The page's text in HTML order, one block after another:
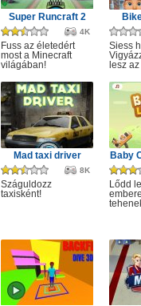
Super Runcraft 2
4K
Fuss az életedért
most a Minecraft
világában!
Siess
lesz
Mad taxi driver
8K
Száguldozz
taxisként!
Baby
Lődd